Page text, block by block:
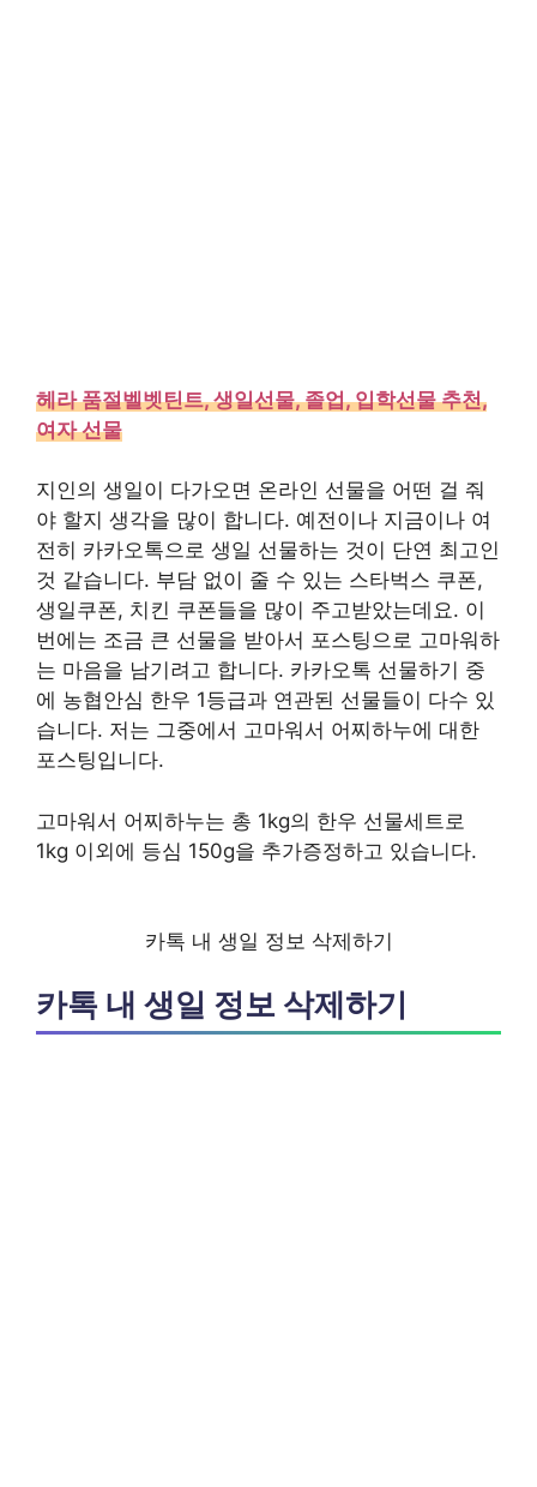
헤라 품절벨벳틴트, 생일선물, 졸업, 입학선물 추천,
여자 선물
지인의 생일이 다가오면 온라인 선물을 어떤 걸 줘
야 할지 생각을 많이 합니다. 예전이나 지금이나 여
전히 카카오톡으로 생일 선물하는 것이 단연 최고인
것 같습니다. 부담 없이 줄 수 있는 스타벅스 쿠폰,
생일쿠폰, 치킨 쿠폰들을 많이 주고받았는데요. 이
번에는 조금 큰 선물을 받아서 포스팅으로 고마워하
는 마음을 남기려고 합니다. 카카오톡 선물하기 중
에 농협안심 한우 1등급과 연관된 선물들이 다수 있
습니다. 저는 그중에서 고마워서 어찌하누에 대한
포스팅입니다.
고마워서 어찌하누는 총 1kg의 한우 선물세트로
1kg 이외에 등심 150g을 추가증정하고 있습니다.
카톡 내 생일 정보 삭제하기
카톡 내 생일 정보 삭제하기